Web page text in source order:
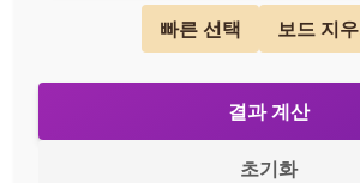
빠른 선택 보드 지
결과 계산
초기화